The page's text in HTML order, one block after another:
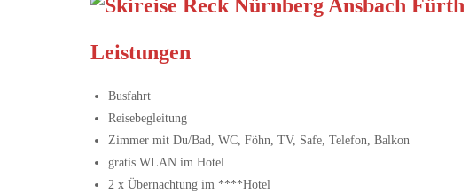
Leistungen
Busfahrt
Reisebegleitung
Zimmer mit Du/Bad, WC, Föhn, TV, Safe, Telefon, Balkon
gratis WLAN im Hotel
2 x Übernachtung im ****Hotel